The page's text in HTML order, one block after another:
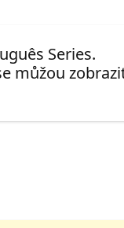
Series.
můžou